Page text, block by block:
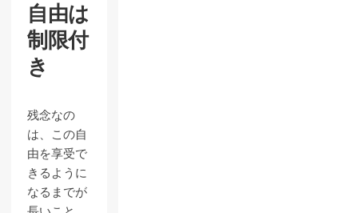
自由は
制限付
き
残念なの
は、この自
由を享受で
きるように
なるまでが